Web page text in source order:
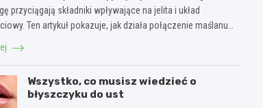
przyciągają składniki wpływające na jelita i układ
Ten artykuł pokazuje, jak działa połączenie maślanu…
Wszystko, co musisz wiedzieć o
błyszczyku do ust